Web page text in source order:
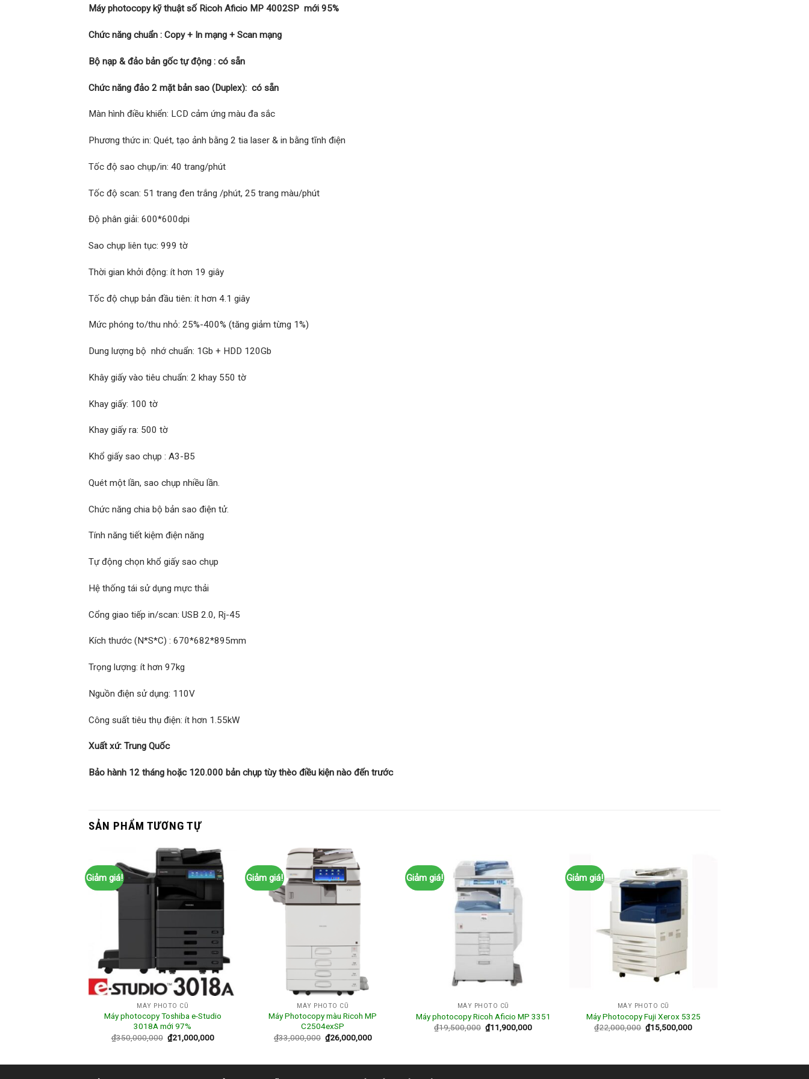
Máy photocopy kỹ thuật số Ricoh Aficio MP 4002SP mới 95%
Chức năng chuẩn : Copy + In mạng + Scan mạng
Bộ nạp & đảo bản gốc tự động : có sẵn
Chức năng đảo 2 mặt bản sao (Duplex): có sẵn
Màn hình điều khiển: LCD cảm ứng màu đa sắc
Phương thức in: Quét, tạo ảnh bằng 2 tia laser & in bằng tĩnh điện
Tốc độ sao chụp/in: 40 trang/phút
Tốc độ scan: 51 trang đen trắng /phút, 25 trang màu/phút
Độ phân giải: 600*600dpi
Sao chụp liên tục: 999 tờ
Thời gian khởi động: ít hơn 19 giây
Tốc độ chụp bản đầu tiên: ít hơn 4.1 giây
Mức phóng to/thu nhỏ: 25%-400% (tăng giảm từng 1%)
Dung lượng bộ nhớ chuẩn: 1Gb + HDD 120Gb
Khây giấy vào tiêu chuẩn: 2 khay 550 tờ
Khay giấy: 100 tờ
Khay giấy ra: 500 tờ
Khổ giấy sao chụp : A3-B5
Quét một lần, sao chụp nhiều lần.
Chức năng chia bộ bản sao điện tử.
Tính năng tiết kiệm điện năng
Tự động chọn khổ giấy sao chụp
Hệ thống tái sử dụng mực thải
Cổng giao tiếp in/scan: USB 2.0, Rj-45
Kích thước (N*S*C) : 670*682*895mm
Trọng lượng: ít hơn 97kg
Nguồn điện sử dụng: 110V
Công suất tiêu thụ điện: ít hơn 1.55kW
Xuất xứ: Trung Quốc
Bảo hành 12 tháng hoặc 120.000 bản chụp tùy thèo điều kiện nào đến trước
SẢN PHẨM TƯƠNG TỰ
Giảm giá!
MÁY PHOTO CŨ
Máy photocopy Toshiba e-Studio
3018A mới 97%
₫350,000,000 ₫21,000,000
Giảm giá!
MÁY PHOTO CŨ
Máy Photocopy màu Ricoh MP
C2504exSP
₫33,000,000 ₫26,000,000
Giảm giá!
MÁY PHOTO CŨ
Máy photocopy Ricoh Aficio MP 3351
₫19,500,000 ₫11,900,000
Giảm giá!
MÁY PHOTO CŨ
Máy Photocopy Fuji Xerox 5325
₫22,000,000 ₫15,500,000